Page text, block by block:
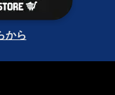
から